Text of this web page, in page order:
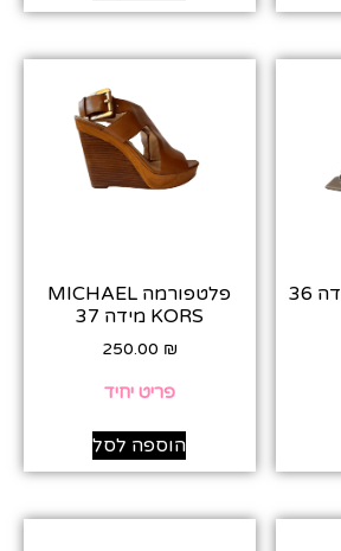
פלטפורמה MICHAEL
KORS מידה 37
250.00 ₪
פריט יחיד
הוספה לסל